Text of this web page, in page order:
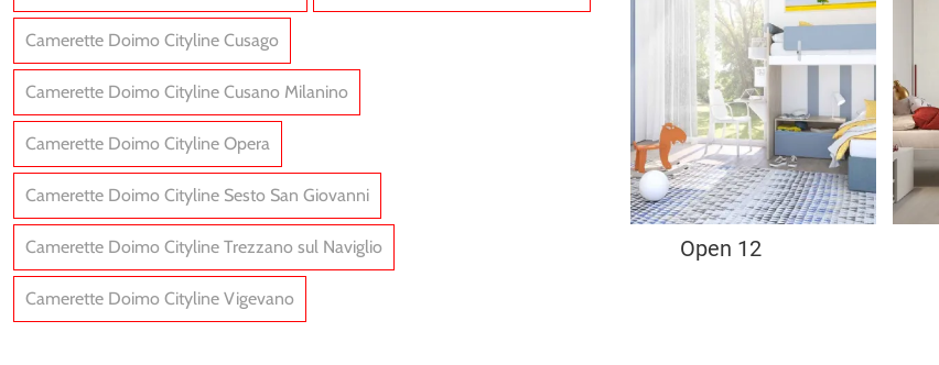
Layout 09A Layout 08A Open 12
Camerette Doimo Cityline Cusago
Camerette Doimo Cityline Cusano Milanino
Camerette Doimo Cityline Opera
Camerette Doimo Cityline Sesto San Giovanni
Camerette Doimo Cityline Trezzano sul Naviglio
Camerette Doimo Cityline Vigevano